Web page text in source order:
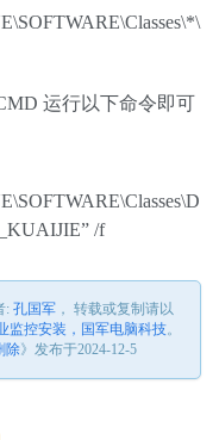
运行以下命令即可
/f
: 孔国军 ， 转载或复制请以
监控安装，国军电脑科技。
除》发布于2024-12-5